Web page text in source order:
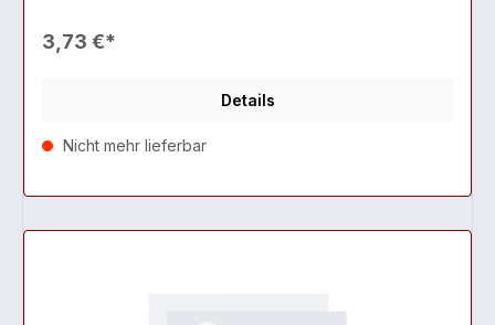
3,73 €*
Details
Nicht mehr lieferbar